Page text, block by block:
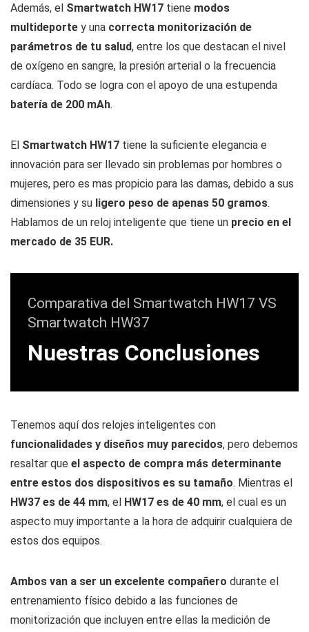
Además, el Smartwatch HW17 tiene modos
multideporte y una correcta monitorización de
parámetros de tu salud, entre los que destacan el nivel
de oxígeno en sangre, la presión arterial o la frecuencia
cardíaca. Todo se logra con el apoyo de una estupenda
batería de 200 mAh.
El Smartwatch HW17 tiene la suficiente elegancia e
innovación para ser llevado sin problemas por hombres o
mujeres, pero es mas propicio para las damas, debido a sus
dimensiones y su ligero peso de apenas 50 gramos.
Hablamos de un reloj inteligente que tiene un precio en el
mercado de 35 EUR.
Comparativa del Smartwatch HW17 VS
Smartwatch HW37
Nuestras Conclusiones
Tenemos aquí dos relojes inteligentes con
funcionalidades y diseños muy parecidos, pero debemos
resaltar que el aspecto de compra más determinante
entre estos dos dispositivos es su tamaño. Mientras el
HW37 es de 44 mm, el HW17 es de 40 mm, el cual es un
aspecto muy importante a la hora de adquirir cualquiera de
estos dos equipos.
Ambos van a ser un excelente compañero durante el
entrenamiento físico debido a las funciones de
monitorización que incluyen entre ellas la medición de